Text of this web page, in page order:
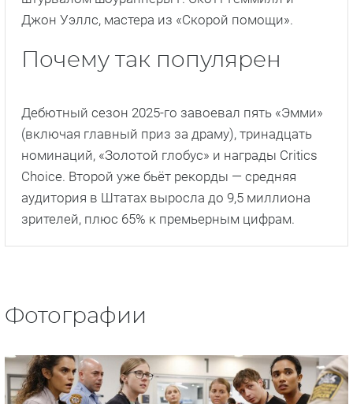
Джон Уэллс, мастера из «Скорой помощи».
Почему так популярен
Дебютный сезон 2025-го завоевал пять «Эмми»
(включая главный приз за драму), тринадцать
номинаций, «Золотой глобус» и награды Critics
Choice. Второй уже бьёт рекорды — средняя
аудитория в Штатах выросла до 9,5 миллиона
зрителей, плюс 65% к премьерным цифрам.
Фотографии